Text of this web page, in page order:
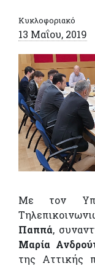
Κυκλοφοριακό
13 Μαΐου, 2019
Με τον
Παππά,
Μαρία
της Αττικής